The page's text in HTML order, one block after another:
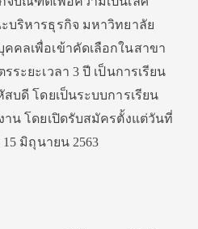
บริหารธุรกิจ มหาวิทยาลัย
คลเพื่อเข้าคัดเลือกในสาขา
ะยะเวลา 3 ปี เป็นการเรียน
บดี โดยเป็นระบบการเรียน
าน โดยเปิดรับสมัครตั้งแต่วันที่
มิถุนายน 2563